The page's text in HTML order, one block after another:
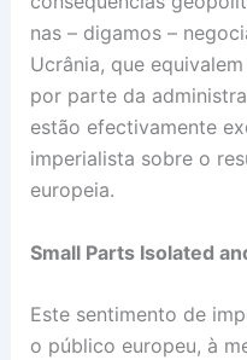
nas – digamos –
Ucrânia, que
por parte da
estão efectivamente
imperialista sobre o
europeia.
Small Parts Isolated
Este sentimento de
o público europeu, à